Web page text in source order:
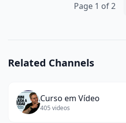
Overpower
17
Page 1 of2
Related Channels
Curso em Vídeo
405 videos